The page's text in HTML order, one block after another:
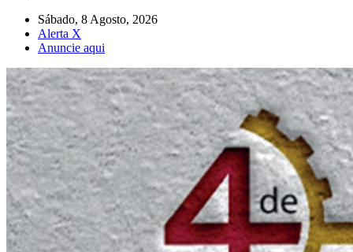
Sábado, 8 Agosto, 2026
Alerta X
Anuncie aqui